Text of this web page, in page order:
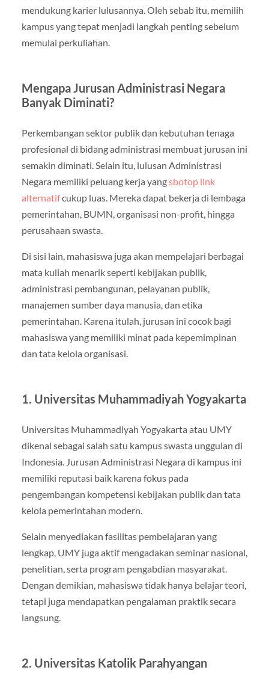
mendukung karier lulusannya. Oleh sebab itu, memilih
kampus yang tepat menjadi langkah penting sebelum
memulai perkuliahan.
Mengapa Jurusan Administrasi Negara
Banyak Diminati?
Perkembangan sektor publik dan kebutuhan tenaga
profesional di bidang administrasi membuat jurusan ini
semakin diminati. Selain itu, lulusan Administrasi
Negara memiliki peluang kerja yangsbotop link
alternatifcukup luas. Mereka dapat bekerja di lembaga
pemerintahan, BUMN, organisasi non-profit, hingga
perusahaan swasta.
Di sisi lain, mahasiswa juga akan mempelajari berbagai
mata kuliah menarik seperti kebijakan publik,
administrasi pembangunan, pelayanan publik,
manajemen sumber daya manusia, dan etika
pemerintahan. Karena itulah, jurusan ini cocok bagi
mahasiswa yang memiliki minat pada kepemimpinan
dan tata kelola organisasi.
1. Universitas Muhammadiyah Yogyakarta
Universitas Muhammadiyah Yogyakarta atau UMY
dikenal sebagai salah satu kampus swasta unggulan di
Indonesia. Jurusan Administrasi Negara di kampus ini
memiliki reputasi baik karena fokus pada
pengembangan kompetensi kebijakan publik dan tata
kelola pemerintahan modern.
Selain menyediakan fasilitas pembelajaran yang
lengkap, UMY juga aktif mengadakan seminar nasional,
penelitian, serta program pengabdian masyarakat.
Dengan demikian, mahasiswa tidak hanya belajar teori,
tetapi juga mendapatkan pengalaman praktik secara
langsung.
2. Universitas Katolik Parahyangan